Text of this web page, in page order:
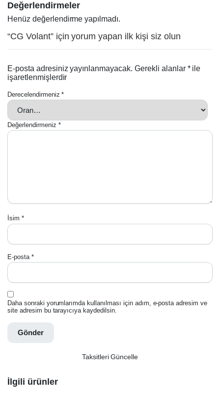
Değerlendirmeler
Henüz değerlendirme yapılmadı.
“CG Volant” için yorum yapan ilk kişi siz olun
E-posta adresiniz yayınlanmayacak. Gerekli alanlar *ile
işaretlenmişlerdir
Derecelendirmeniz*
Değerlendirmeniz *
İsim *
E-posta *
Daha sonraki yorumlarımda kullanılması için adım, e-posta adresim ve
site adresim bu tarayıcıya kaydedilsin.
Taksitleri Güncelle
İlgili ürünler